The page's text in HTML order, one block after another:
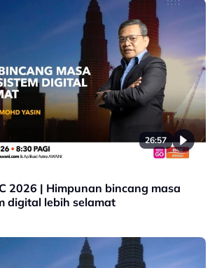
26:57
2026 | Himpunan bincang masa
digital lebih selamat